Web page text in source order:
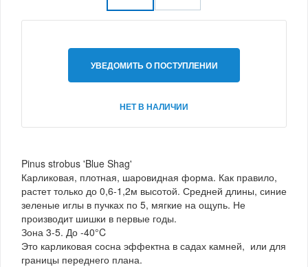
УВЕДОМИТЬ О ПОСТУПЛЕНИИ
НЕТ В НАЛИЧИИ
Pinus strobus 'Blue Shag'
Карликовая, плотная, шаровидная форма. Как правило,
растет только до 0,6-1,2м высотой. Средней длины, синие
зеленые иглы в пучках по 5, мягкие на ощупь. Не
производит шишки в первые годы.
Зона 3-5. До -40°C
Это карликовая сосна эффектна в садах камней, или для
границы переднего плана.